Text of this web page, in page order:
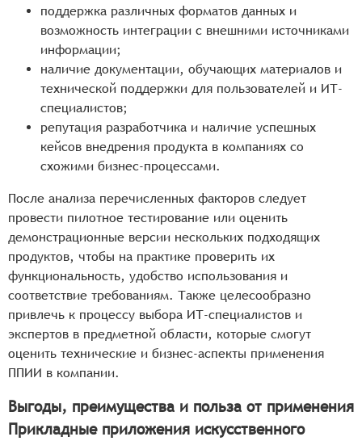
поддержка различных форматов данных и
возможность интеграции с внешними источниками
информации;
наличие документации, обучающих материалов и
технической поддержки для пользователей и ИТ-
специалистов;
репутация разработчика и наличие успешных
кейсов внедрения продукта в компаниях со
схожими бизнес-процессами.
После анализа перечисленных факторов следует
провести пилотное тестирование или оценить
демонстрационные версии нескольких подходящих
продуктов, чтобы на практике проверить их
функциональность, удобство использования и
соответствие требованиям. Также целесообразно
привлечь к процессу выбора ИТ-специалистов и
экспертов в предметной области, которые смогут
оценить технические и бизнес-аспекты применения
ППИИ в компании.
Выгоды, преимущества и польза от применения
Прикладные приложения искусственного